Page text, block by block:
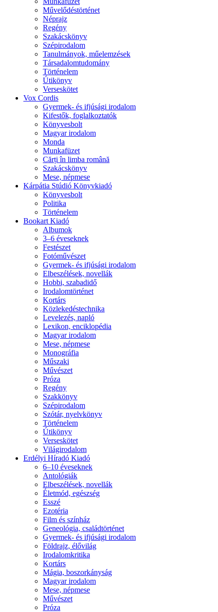
Művelődéstörténet
Néprajz
Regény
Szakácskönyv
Szépirodalom
Tanulmányok, műelemzések
Társadalomtudomány
Történelem
Útikönyv
Verseskötet
Vox Cordis
Gyermek- és ifjúsági irodalom
Kifestők, foglalkoztatók
Könyvesbolt
Magyar irodalom
Monda
Munkafüzet
Cărți în limba română
Szakácskönyv
Mese, népmese
Kárpátia Stúdió Könyvkiadó
Könyvesbolt
Politika
Történelem
Bookart Kiadó
Albumok
3–6 éveseknek
Festészet
Fotóművészet
Gyermek- és ifjúsági irodalom
Elbeszélések, novellák
Hobbi, szabadidő
Irodalomtörténet
Kortárs
Közlekedéstechnika
Levelezés, napló
Lexikon, enciklopédia
Magyar irodalom
Mese, népmese
Monográfia
Műszaki
Művészet
Próza
Regény
Szakkönyv
Szépirodalom
Szótár, nyelvkönyv
Történelem
Útikönyv
Verseskötet
Világirodalom
Erdélyi Híradó Kiadó
6–10 éveseknek
Antológiák
Elbeszélések, novellák
Életmód, egészség
Esszé
Ezotéria
Film és színház
Geneológia, családtörténet
Gyermek- és ifjúsági irodalom
Földrajz, élővilág
Irodalomkritika
Kortárs
Mágia, boszorkányság
Magyar irodalom
Mese, népmese
Művészet
Próza